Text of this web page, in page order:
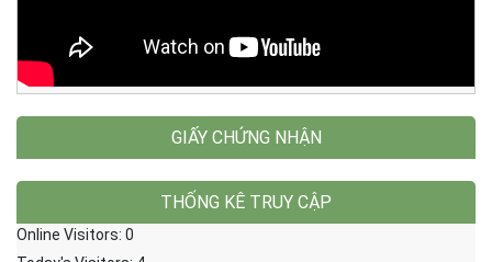
GIẤY CHỨNG NHẬN
THỐNG KÊ TRUY CẬP
Online Visitors: 0